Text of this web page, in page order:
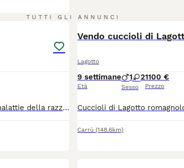
TUTTI GLI ANNUNCI
Entrambi i genitori e i nonni sono testati per le malattie della razza e radiografati anche e gomiti per la displasia, il tutto pubblicato sul sito ENCI(visionabile) saranno ceduti con microcip , vaccini , libretto sanitario passaggio proprietà ecc ecc
Vendo cuccioli di
Lagotto
9 settimane
Età
1 2
Sesso
1100 €
Prezzo
Carrù (148.6km)